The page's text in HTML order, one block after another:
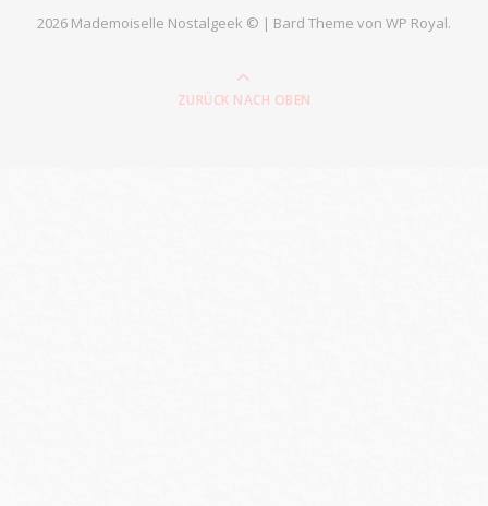
2026 Mademoiselle Nostalgeek © | Bard Theme von WP Royal.
ZURÜCK NACH OBEN